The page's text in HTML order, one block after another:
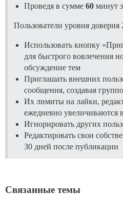
Проведя в сумме 60 минут
Пользователи уровня доверия
Использовать кнопку
для быстрого вовлечения
обсуждение тем
Приглашать внешних
сообщения, создавая
Их лимиты на лайки,
ежедневно увеличиваются
Игнорировать других
Редактировать свои
30 дней после публикации
Связанные темы